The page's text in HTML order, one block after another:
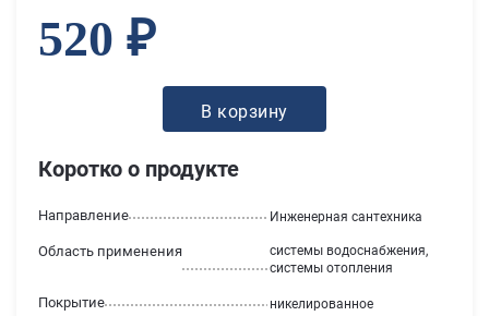
Коротко о продукте
Направление Инженерная сантехника
Область применения
системы водоснабжения,
системы отопления
Покрытие никелированное
520 ₽
В корзину